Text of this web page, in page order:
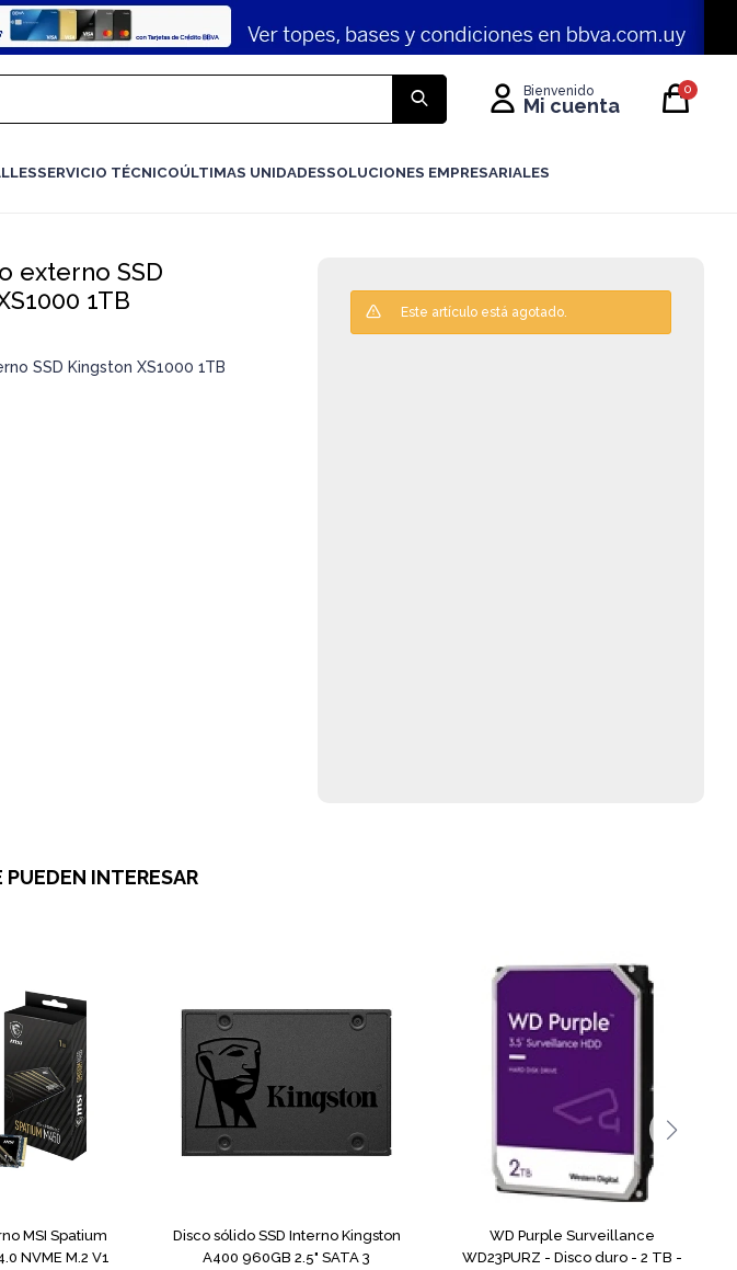
SERVICIO TÉCNICOÚLTIMAS UNIDADESSOLUCIONES EMPRESARIALES
0
externo SSD
1TB
SSD Kingston XS1000 1TB
Este artículo está agotado.
INTERESAR
MSI Spatium
NVME M.2 V1
Disco sólido SSD Interno Kingston
A400 960GB 2.5" SATA 3
WD Purple Surveillance
WD23PURZ - Disco duro - 2 TB -